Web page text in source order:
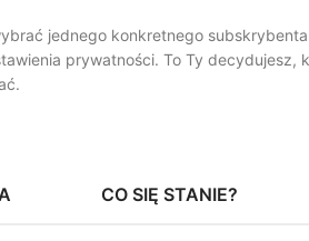
jednego konkretnego
prywatności. To Ty
CO SIĘ STANIE?